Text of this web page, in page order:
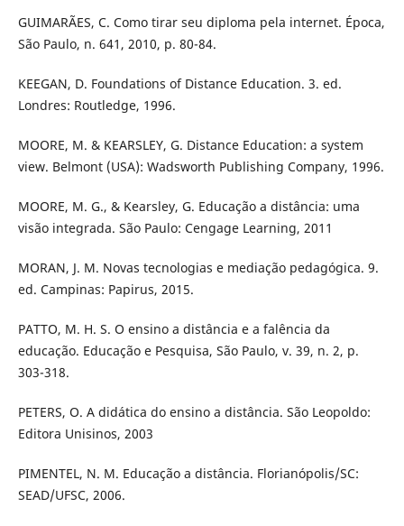
GUIMARÃES, C. Como tirar seu diploma pela internet. Época,
São Paulo, n. 641, 2010, p. 80-84.
KEEGAN, D. Foundations of Distance Education. 3. ed.
Londres: Routledge, 1996.
MOORE, M. & KEARSLEY, G. Distance Education: a system
view. Belmont (USA): Wadsworth Publishing Company, 1996.
MOORE, M. G., & Kearsley, G. Educação a distância: uma
visão integrada. São Paulo: Cengage Learning, 2011
MORAN, J. M. Novas tecnologias e mediação pedagógica. 9.
ed. Campinas: Papirus, 2015.
PATTO, M. H. S. O ensino a distância e a falência da
educação. Educação e Pesquisa, São Paulo, v. 39, n. 2, p.
303-318.
PETERS, O. A didática do ensino a distância. São Leopoldo:
Editora Unisinos, 2003
PIMENTEL, N. M. Educação a distância. Florianópolis/SC:
SEAD/UFSC, 2006.